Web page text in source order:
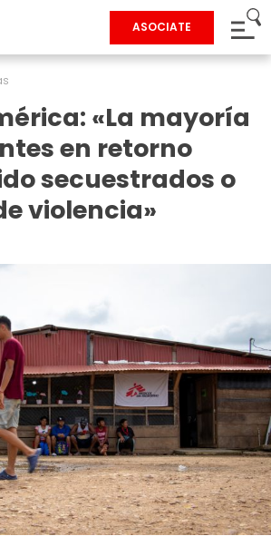
ASOCIATE
«La mayoría
en retorno
secuestrados o
violencia»